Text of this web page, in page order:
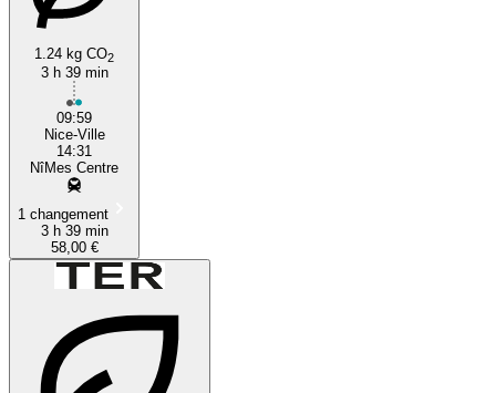
1.24 kg CO2
3 h 39 min
09:59
Nice-Ville
14:31
NîMes Centre
1 changement
3 h 39 min
58,00 €